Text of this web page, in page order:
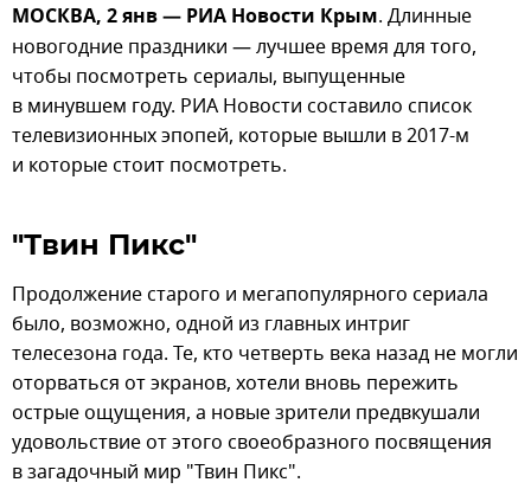
МОСКВА, 2 янв — РИА Новости Крым. Длинные
новогодние праздники — лучшее время для того,
чтобы посмотреть сериалы, выпущенные
в минувшем году. РИА Новости составило список
телевизионных эпопей, которые вышли в 2017-м
и которые стоит посмотреть.
"Твин Пикс"
Продолжение старого и мегапопулярного сериала
было, возможно, одной из главных интриг
телесезона года. Те, кто четверть века назад не могли
оторваться от экранов, хотели вновь пережить
острые ощущения, а новые зрители предвкушали
удовольствие от этого своеобразного посвящения
в загадочный мир "Твин Пикс".